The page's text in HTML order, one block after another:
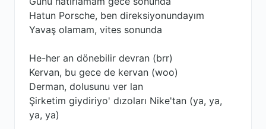
Hatun Porsche, ben direksiyonundayım
Yavaş olamam, vites sonunda
He-her an dönebilir devran (brr)
Kervan, bu gece de kervan (woo)
Derman, dolusunu ver lan
Şirketim giydiriyo' dızoları Nike'tan (ya, ya,
ya, ya)